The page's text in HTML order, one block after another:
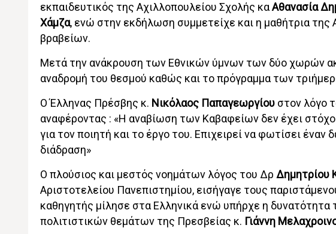
εκπαιδευτικός της Αχιλλοπουλείου Σχολής καΑθανασία
Χάμζα, ενώ στην εκδήλωση συμμετείχε και η μαθήτρια της
βραβείων.
Μετά την ανάκρουση των Εθνικών ύμνων των δύο χωρών
αναδρομή του θεσμού καθώς και το πρόγραμμα των
Ο Έλληνας Πρέσβης κ. Νικόλαος Παπαγεωργίου στον λόγο
αναφέροντας : «Η αναβίωση των Καβαφείων δεν έχει
για τον ποιητή και το έργο του. Επιχειρεί να φωτίσει
διάδραση»
Ο πλούσιος και μεστός νοημάτων λόγος του Δρ Δημητρίου
Αριστοτελείου Πανεπιστημίου, εισήγαγε τους
καθηγητής μίλησε στα Ελληνικά ενώ υπήρχε η
πολιτιστικών θεμάτων της Πρεσβείας κ. Γιάννη